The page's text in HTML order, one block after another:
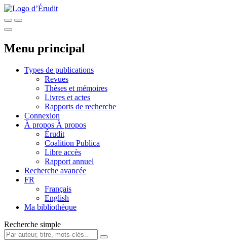
Menu principal
Types de publications
Revues
Thèses et mémoires
Livres et actes
Rapports de recherche
Connexion
À propos À propos
Érudit
Coalition Publica
Libre accès
Rapport annuel
Recherche avancée
FR
Français
English
Ma bibliothèque
Recherche simple